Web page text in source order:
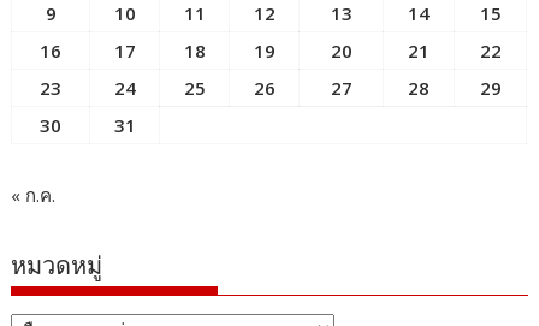
9
10 11 12 13 14
15
16
17 18 19 20 21
22
23
24 25 26 27 28
29
30
31
« ก.ค.
หมวดหมู่